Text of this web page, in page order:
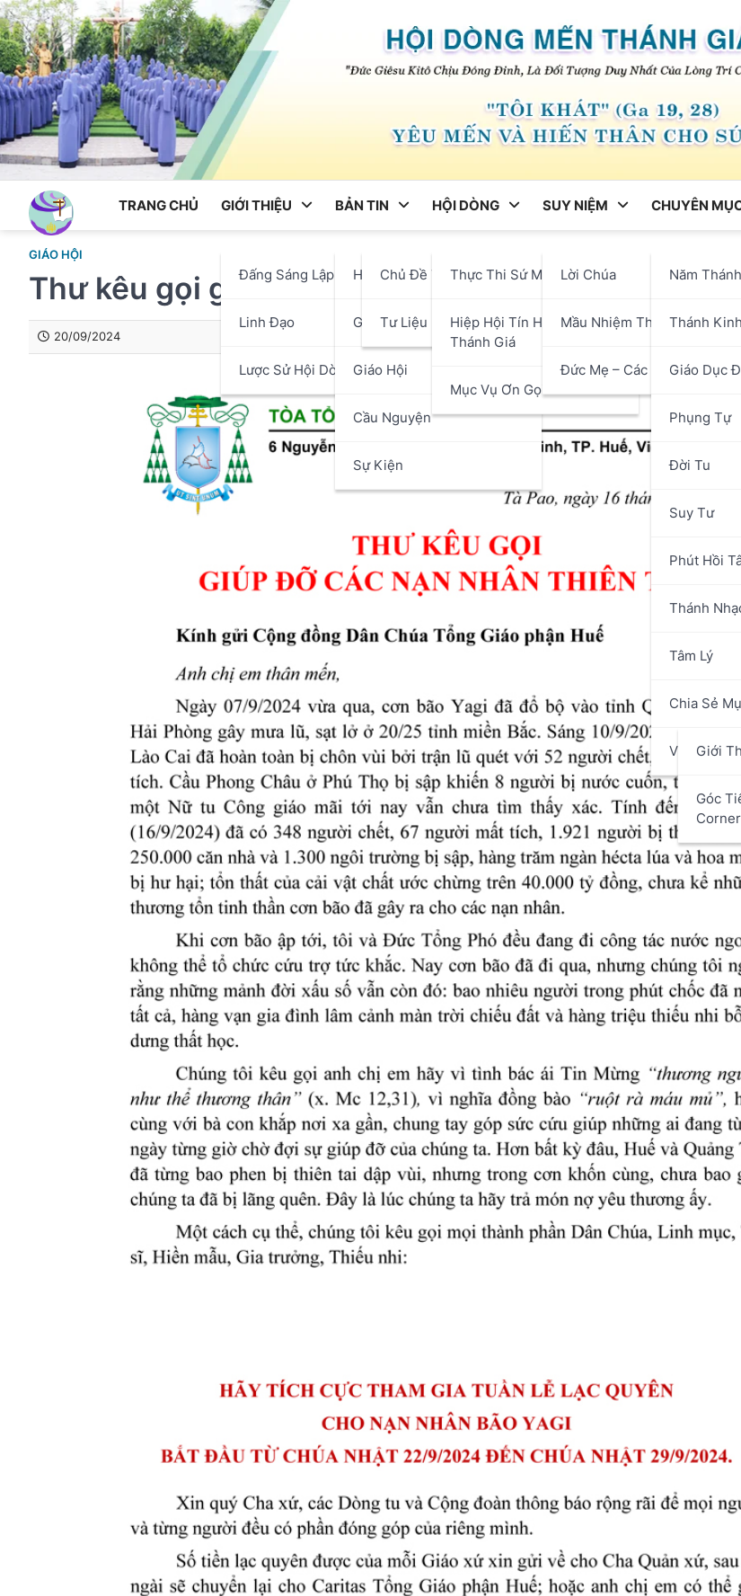
Skip
to
content
TRANG CHỦ GIỚI THIỆU
Đấng Sáng Lập
Linh Đạo
Lược Sử Hội Dòng
BẢN TIN
Hội Dòng
Chủ Đề Tháng
Tư Liệu
Giáo Phận
Giáo Hội
Cầu Nguyện
Sự Kiện
HỘI DÒNG
Thực Thi Sứ Mạng
Hiệp Hội Tín Hữu Mến
Thánh Giá
Mục Vụ Ơn Gọi
SUY NIỆM
Lời Chúa
Mầu Nhiệm Thánh Giá
Đức Mẹ – Các Thánh
CHUYÊN
Năm
Thánh
Giáo Dục
Phụng Tự
Đời Tu
Suy Tư
Phút Hồi
Thánh
Tâm Lý
Chia Sẻ
Văn Hóa
Giới
Góc
Corner
GIÁO HỘI
Thư kêu gọi giúp đỡ các nạn nhân thiên tai
20/09/2024